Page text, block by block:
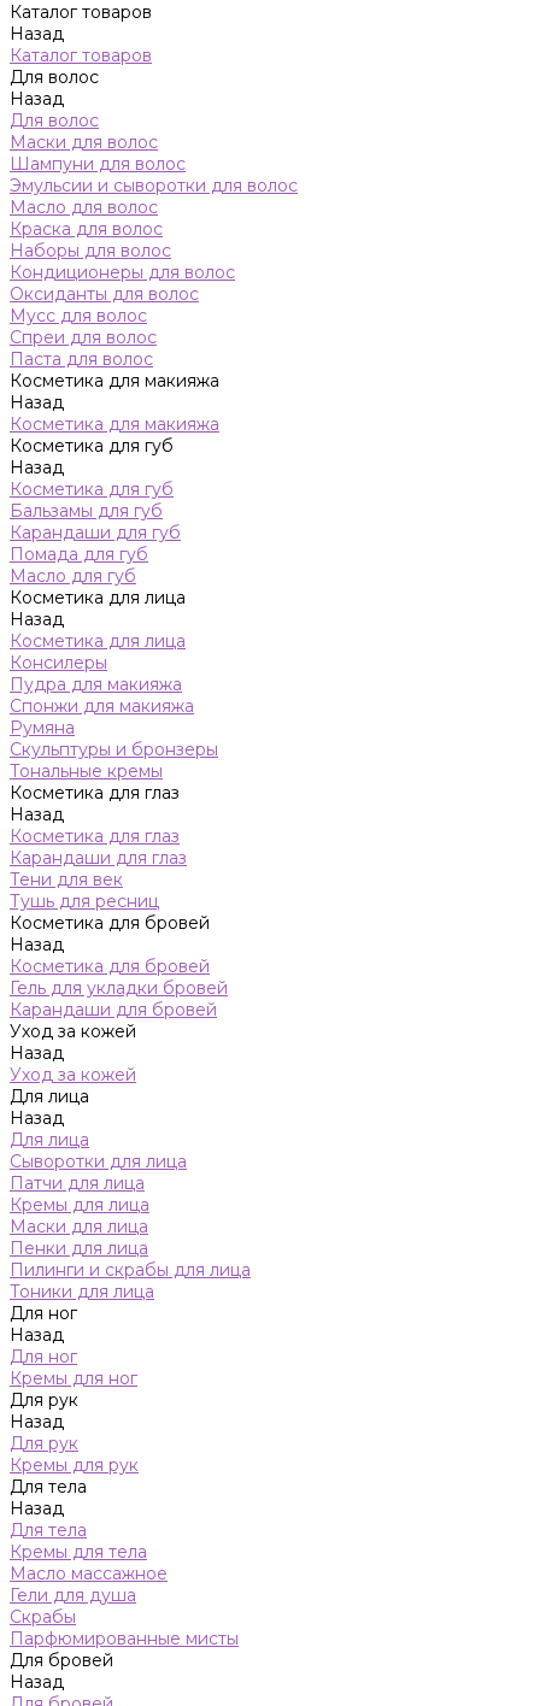
Каталог товаров
Назад
Каталог товаров
Для волос
Назад
Для волос
Маски для волос
Шампуни для волос
Эмульсии и сыворотки для волос
Масло для волос
Краска для волос
Наборы для волос
Кондиционеры для волос
Оксиданты для волос
Мусс для волос
Спреи для волос
Паста для волос
Косметика для макияжа
Назад
Косметика для макияжа
Косметика для губ
Назад
Косметика для губ
Бальзамы для губ
Карандаши для губ
Помада для губ
Масло для губ
Косметика для лица
Назад
Косметика для лица
Консилеры
Пудра для макияжа
Спонжи для макияжа
Румяна
Скульптуры и бронзеры
Тональные кремы
Косметика для глаз
Назад
Косметика для глаз
Карандаши для глаз
Тени для век
Тушь для ресниц
Косметика для бровей
Назад
Косметика для бровей
Гель для укладки бровей
Карандаши для бровей
Уход за кожей
Назад
Уход за кожей
Для лица
Назад
Для лица
Сыворотки для лица
Патчи для лица
Кремы для лица
Маски для лица
Пенки для лица
Пилинги и скрабы для лица
Тоники для лица
Для ног
Назад
Для ног
Кремы для ног
Для рук
Назад
Для рук
Кремы для рук
Для тела
Назад
Для тела
Кремы для тела
Масло массажное
Гели для душа
Скрабы
Парфюмированные мисты
Для бровей
Назад